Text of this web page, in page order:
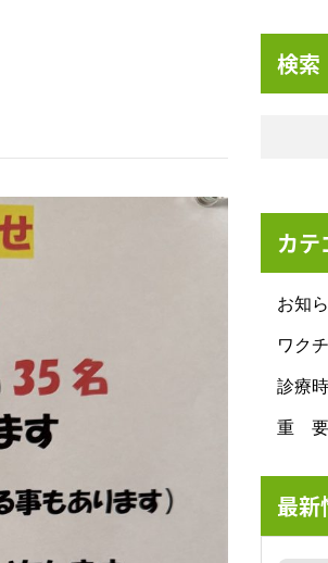
検索
カテ
お知
ワク
診療
重 要
最新